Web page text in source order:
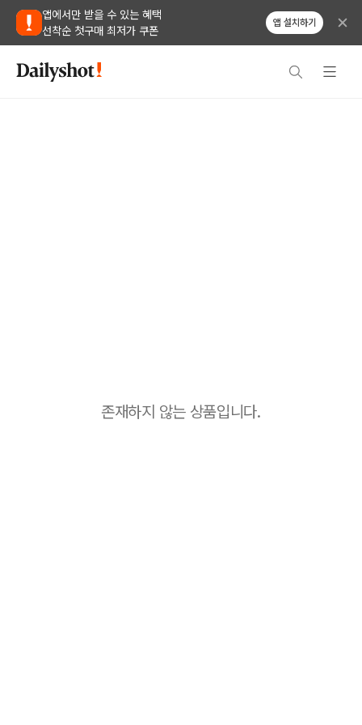
앱에서만 받을 수 있는 혜택
선착순 첫구매 최저가 쿠폰
앱 설치하기
존재하지 않는 상품입니다.